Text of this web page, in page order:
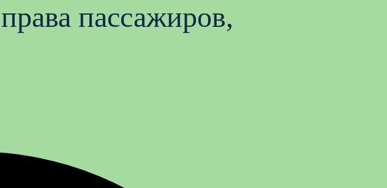
пассажиров,